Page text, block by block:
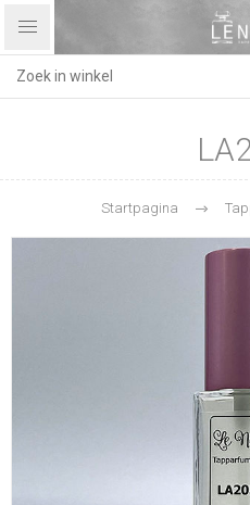
Startpagina